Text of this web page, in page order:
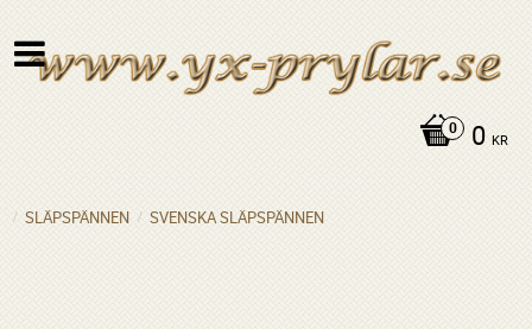
0 KR
SLÄPSPÄNNEN SVENSKA SLÄPSPÄNNEN